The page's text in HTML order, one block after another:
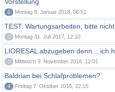
6 Montag 8. Januar 2018, 06:51
TEST: Wartungsarbeiten, bitte
0 Montag 31. Juli 2017, 12:10
LIORESAL abzugeben denn ...ich
0 Mittwoch 9. November 2016, 12:01
Baldrian bei Schlafproblemen?
4 Freitag 7. Oktober 2016, 22:15